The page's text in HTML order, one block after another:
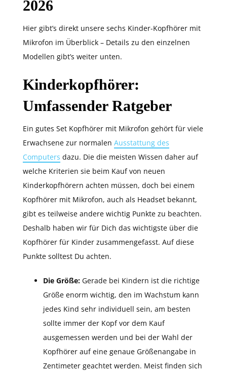
2026
Hier gibt’s direkt unsere sechs Kinder-Kopfhörer mit
Mikrofon im Überblick – Details zu den einzelnen
Modellen gibt’s weiter unten.
Kinderkopfhörer:
Umfassender Ratgeber
Ein gutes Set Kopfhörer mit Mikrofon gehört für viele
Erwachsene zur normalen Ausstattung des
Computers dazu. Die die meisten Wissen daher auf
welche Kriterien sie beim Kauf von neuen
Kinderkopfhörern achten müssen, doch bei einem
Kopfhörer mit Mikrofon, auch als Headset bekannt,
gibt es teilweise andere wichtig Punkte zu beachten.
Deshalb haben wir für Dich das wichtigste über die
Kopfhörer für Kinder zusammengefasst. Auf diese
Punkte solltest Du achten.
Die Größe: Gerade bei Kindern ist die richtige
Größe enorm wichtig, den im Wachstum kann
jedes Kind sehr individuell sein, am besten
sollte immer der Kopf vor dem Kauf
ausgemessen werden und bei der Wahl der
Kopfhörer auf eine genaue Größenangabe in
Zentimeter geachtet werden. Meist finden sich